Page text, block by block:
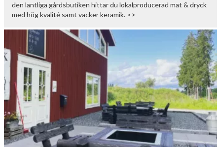
den lantliga gårdsbutiken hittar du lokalproducerad mat & dryck
med hög kvalité samt vacker keramik. >>